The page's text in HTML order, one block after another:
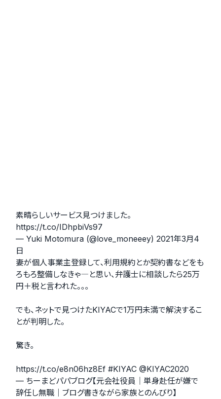
素晴らしいサービス見つけました。
https://t.co/IDhpbiVs97
— Yuki Motomura (@love_moneeey) 2021年3月4
日
妻が個人事業主登録して、利用規約とか契約書などをも
ろもろ整備しなきゃ―と思い、弁護士に相談したら25万
円＋税と言われた。。。
でも、ネットで見つけたKIYACで1万円未満で解決するこ
とが判明した。
驚き。
https://t.co/e8n06hz8Ef #KIYAC @KIYAC2020
— ちーまどパパブログ【元会社役員｜単身赴任が嫌で
辞任し無職｜ブログ書きながら家族とのんびり】